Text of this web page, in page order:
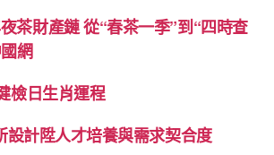
茶財產鏈 從“春茶一季”到“四時查
網
檢日生肖運程
設計陞人才培養與需求契合度